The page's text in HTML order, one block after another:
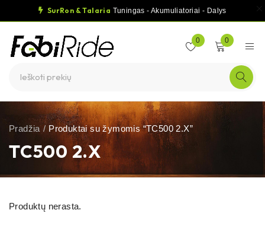
SurRon & Talaria Tuningas - Akumuliatoriai - Dalys
0 0
TC500 2.X
Pradžia / Produktai su žymomis “TC500 2.X”
Produktų nerasta.